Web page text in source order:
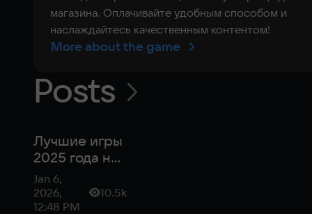
магазина. Оплачивайте удобным способом и
наслаждайтесь качественным контентом!
More about the game
Posts
Лучшие игры
2025 года на
ПК — рейтинг
Metacritic
Jan 6,
2026,
12:48 PM
10.5k